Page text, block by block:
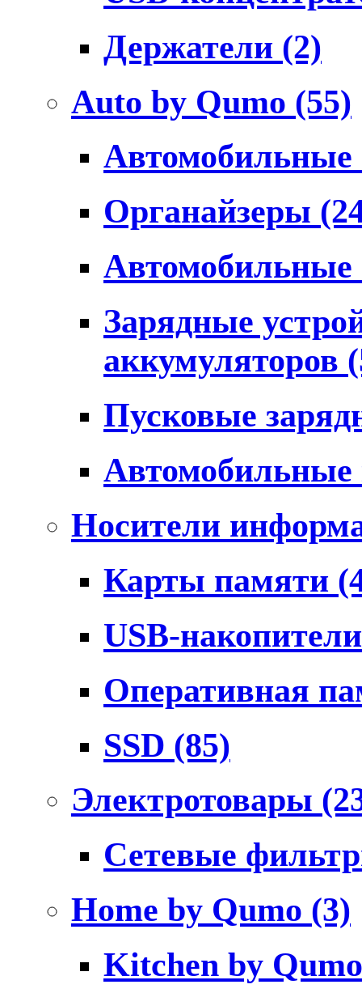
Держатели (2)
Auto by Qumo (55)
Органайзеры
Зарядные
аккумуляторов
Пусковые
Носители
Карты памяти
USB-
Оперативная
SSD (85)
Электротовары
Сетевые
Home by Qumo (3)
Kitchen by